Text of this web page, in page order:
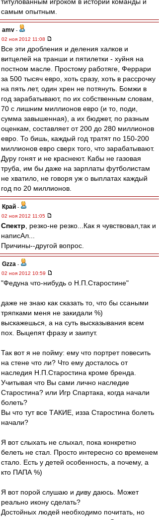
самым опытным.
amv -
02 ноя 2012 11:08
Все эти дробления и деления халков и
витцелей на транши и пятилетки - хуйня на
постном масле. Простому работяге, Феррари
за 500 тысяч евро, хоть сразу, хоть в рассрочку
на пять лет, один хрен не потянуть. Бомжи в
год зарабатывают, по их собственным словам,
70 с лишним миллионов евро (и то, поди,
сумма завышенная), а их бюджет, по разным
оценкам, составляет от 200 до 280 миллионов
евро. То бишь, каждый год тратят по 150-200
миллионов евро сверх того, что зарабатывают.
Дуру гонят и не краснеют. Кабы не газовая
труба, им бы даже на зарплаты футболистам
не хватило, не говоря уж о выплатах каждый
год по 20 миллионов.
Край -
02 ноя 2012 11:05
Спектр , резко-не резко...Как я чувствовал,так и
написАл...
Причины--другой вопрос.
Gzza -
02 ноя 2012 10:59
"Федуна что-нибудь о Н.П.Старостине"
даже не знаю как сказать то, что бы ссаными
тряпками меня не закидали %)
выскажешься, а на суть высказывания всем
пох. Выцепят фразу и заипут.
Так вот я не пойму: ему что портрет повесить
на стене что ли? Что ему досталось от
наследия Н.П.Старостина кроме бренда.
Учитывая что Вы сами лично наследие
Старостина? или Игр Спартака, когда начали
болеть?
Вы что тут все ТАКИЕ, изза Старостина болеть
начали?
Я вот слыхать не слыхал, пока конкретно
белеть не стал. Просто интересно со временем
стало. Есть у детей особенность, а почему, а
кто ПАПА %)
Я вот порой слушаю и диву даюсь. Может
реально икону сделать?
Достойных людей необходимо почитать, но